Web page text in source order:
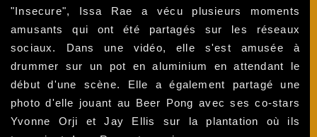
"Insecure", Issa Rae a vécu plusieurs moments
amusants qui ont été partagés sur les réseaux
sociaux. Dans une vidéo, elle s'est amusée à
drummer sur un pot en aluminium en attendant le
début d'une scène. Elle a également partagé une
photo d'elle jouant au Beer Pong avec ses co-stars
Yvonne Orji et Jay Ellis sur la plantation où ils